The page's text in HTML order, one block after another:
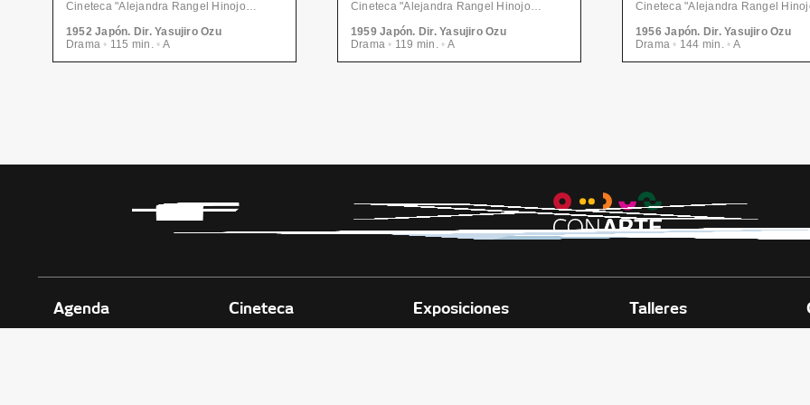
Cineteca "Alejandra Rangel Hinojosa" - Centro de las Artes | CONARTE
1952 Japón. Dir. Yasujiro Ozu
Drama • 115 min. • A
Cineteca "Alejandra Rangel Hinojosa" - Centro de las Artes | CONARTE
1959 Japón. Dir. Yasujiro Ozu
Drama • 119 min. • A
1956 Japón. Dir. Yasujiro Ozu
Drama • 144 min. • A
Agenda Cineteca Exposiciones Talleres